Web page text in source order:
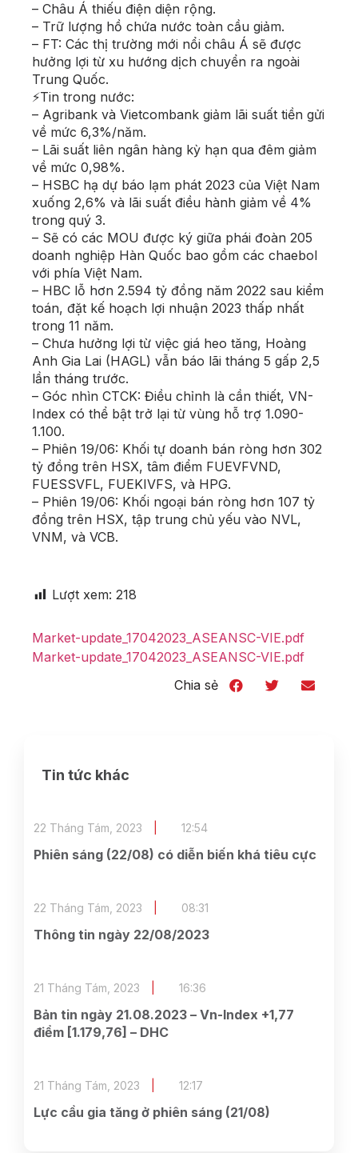
– Châu Á thiếu điện diện rộng.
– Trữ lượng hồ chứa nước toàn cầu giảm.
– FT: Các thị trường mới nổi châu Á sẽ được
hưởng lợi từ xu hướng dịch chuyển ra ngoài
Trung Quốc.
⚡Tin trong nước:
– Agribank và Vietcombank giảm lãi suất tiền gửi
về mức 6,3%/năm.
– Lãi suất liên ngân hàng kỳ hạn qua đêm giảm
về mức 0,98%.
– HSBC hạ dự báo lạm phát 2023 của Việt Nam
xuống 2,6% và lãi suất điều hành giảm về 4%
trong quý 3.
– Sẽ có các MOU được ký giữa phái đoàn 205
doanh nghiệp Hàn Quốc bao gồm các chaebol
với phía Việt Nam.
– HBC lỗ hơn 2.594 tỷ đồng năm 2022 sau kiểm
toán, đặt kế hoạch lợi nhuận 2023 thấp nhất
trong 11 năm.
– Chưa hưởng lợi từ việc giá heo tăng, Hoàng
Anh Gia Lai (HAGL) vẫn báo lãi tháng 5 gấp 2,5
lần tháng trước.
– Góc nhìn CTCK: Điều chỉnh là cần thiết, VN-
Index có thể bật trở lại từ vùng hỗ trợ 1.090-
1.100.
– Phiên 19/06: Khối tự doanh bán ròng hơn 302
tỷ đồng trên HSX, tâm điểm FUEVFVND,
FUESSVFL, FUEKIVFS, và HPG.
– Phiên 19/06: Khối ngoại bán ròng hơn 107 tỷ
đồng trên HSX, tập trung chủ yếu vào NVL,
VNM, và VCB.
Lượt xem: 218
Market-update_17042023_ASEANSC-VIE.pdf
Market-update_17042023_ASEANSC-VIE.pdf
Chia sẻ
Tin tức khác
Phiên sáng (22/08) có diễn biến khá tiêu cực
22 Tháng Tám, 2023 12:54
Thông tin ngày 22/08/2023
22 Tháng Tám, 2023 08:31
Bản tin ngày 21.08.2023 – Vn-Index +1,77
điểm [1.179,76] – DHC
21 Tháng Tám, 2023 16:36
Lực cầu gia tăng ở phiên sáng (21/08)
21 Tháng Tám, 2023 12:17